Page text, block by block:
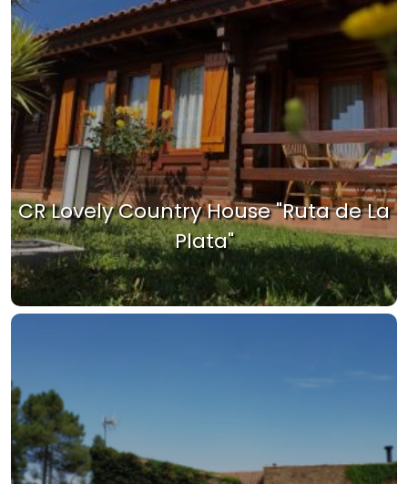
CR Lovely Country House "Ruta de La
Plata"